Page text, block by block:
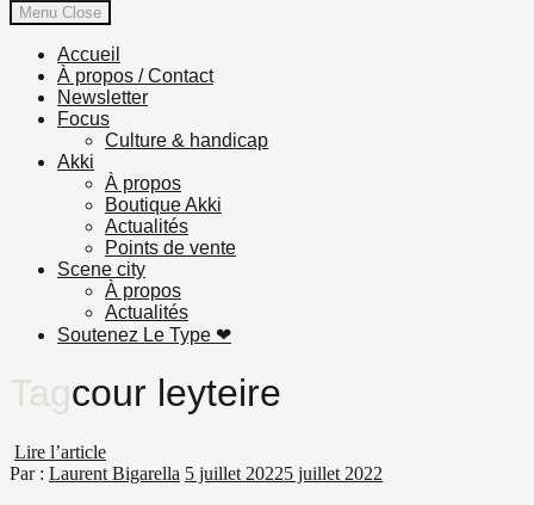
Menu Close
Accueil
À propos / Contact
Newsletter
Focus
Culture & handicap
Akki
À propos
Boutique Akki
Actualités
Points de vente
Scene city
À propos
Actualités
Soutenez Le Type ❤︎
Tagcour leyteire
Lire l’article
Par : Laurent Bigarella 5 juillet 20225 juillet 2022